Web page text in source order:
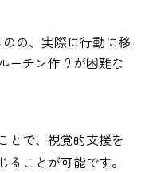
の、実際に行動に移
ーチン作りが困難な
とで、視覚的支援を
ことが可能です。